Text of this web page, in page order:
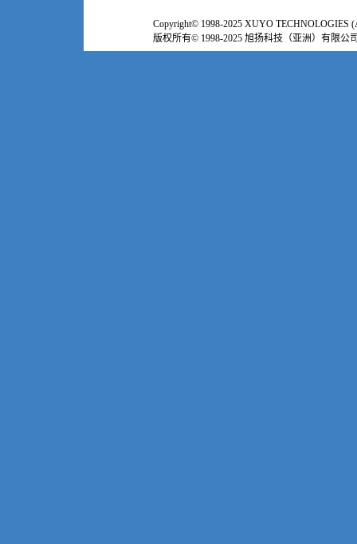
Copyright© 1998-2025 XUYO TECHNOLOGIES
版权所有© 1998-2025 旭扬科技（亚洲）有限公